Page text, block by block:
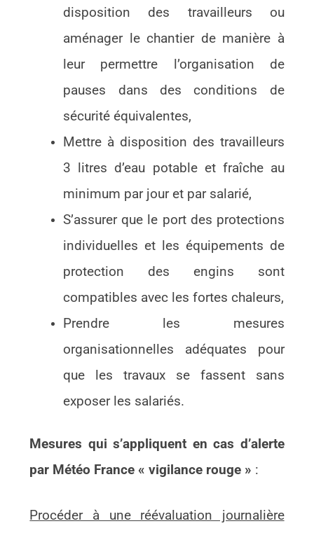
disposition des travailleurs ou
aménager le chantier de manière à
leur permettre l’organisation de
pauses dans des conditions de
sécurité équivalentes,
Mettre à disposition des travailleurs
3 litres d’eau potable et fraîche au
minimum par jour et par salarié,
S’assurer que le port des protections
individuelles et les équipements de
protection des engins sont
compatibles avec les fortes chaleurs,
Prendre les mesures
organisationnelles adéquates pour
que les travaux se fassent sans
exposer les salariés.
Mesures qui s’appliquent en cas d’alerte
par Météo France « vigilance rouge » :
Procéder à une réévaluation journalière